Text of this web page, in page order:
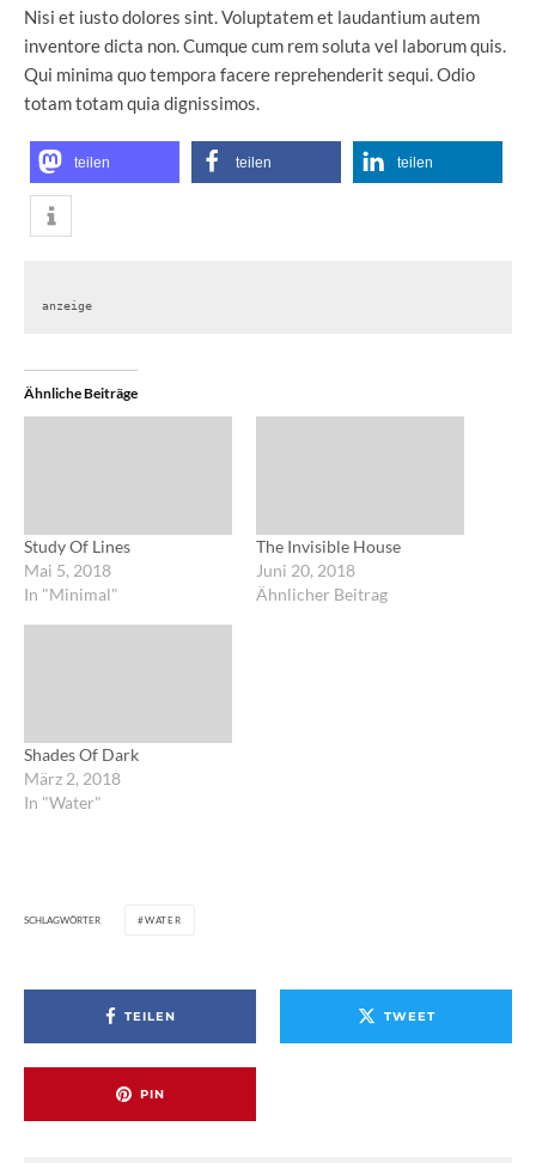
Nisi et iusto dolores sint. Voluptatem et laudantium autem
inventore dicta non. Cumque cum rem soluta vel laborum quis.
Qui minima quo tempora facere reprehenderit sequi. Odio
totam totam quia dignissimos.
teilen teilen teilen
anzeige
Ähnliche Beiträge
Study Of Lines
Mai 5, 2018
In "Minimal"
The Invisible House
Juni 20, 2018
Ähnlicher Beitrag
Shades Of Dark
März 2, 2018
In "Water"
SCHLAGWÖRTER WATER
TEILEN TWEET
PIN